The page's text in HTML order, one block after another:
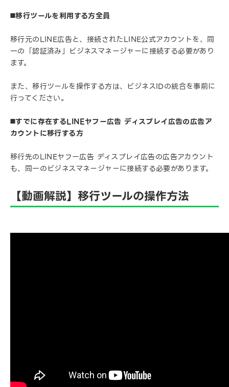
◼️移行ツールを利用する方全員
移行元のLINE広告と、接続されたLINE公式アカウントを、同
一の「認証済み」ビジネスマネージャーに接続する必要があり
ます。
また、移行ツールを操作する方は、ビジネスIDの統合を事前に
行ってください。
◼️すでに存在するLINEヤフー広告 ディスプレイ広告の広告ア
カウントに移行する方
移行先のLINEヤフー広告 ディスプレイ広告の広告アカウント
も、同一のビジネスマネージャーに接続する必要があります。
【動画解説】移行ツールの操作方法